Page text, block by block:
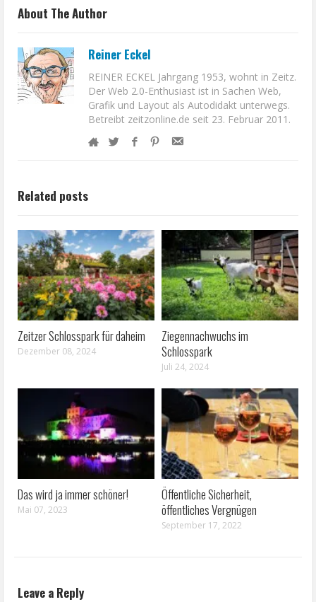
About The Author
Reiner Eckel
REINER ECKEL Jahrgang 1953, wohnt in Zeitz.
Der Web 2.0-Enthusiast ist in Sachen Web,
Grafik und Layout als Autodidakt unterwegs.
Betreibt zeitzonline.de seit 23. Februar 2011.
Related posts
Zeitzer Schlosspark für daheim
Dezember 08, 2024
Ziegennachwuchs im
Schlosspark
Juli 24, 2024
Das wird ja immer schöner!
Mai 07, 2023
Öffentliche Sicherheit,
öffentliches Vergnügen
September 17, 2022
Leave a Reply